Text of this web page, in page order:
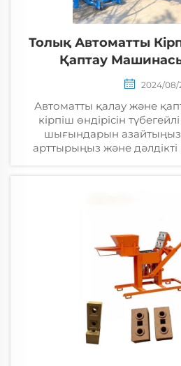
Толық Автоматты
Қаптау
2024/08/
Автоматты қалау және
кірпіш өндірісін
шығындарын
арттырыңыз және дәлдікті